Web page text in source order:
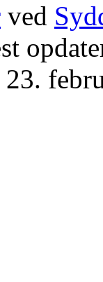
ved
23.